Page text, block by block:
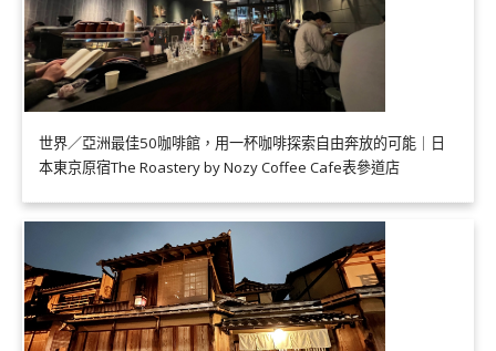
世界／亞洲最佳50咖啡館，用一杯咖啡探索自由奔放的可能｜日
本東京原宿The Roastery by Nozy Coffee Cafe表參道店